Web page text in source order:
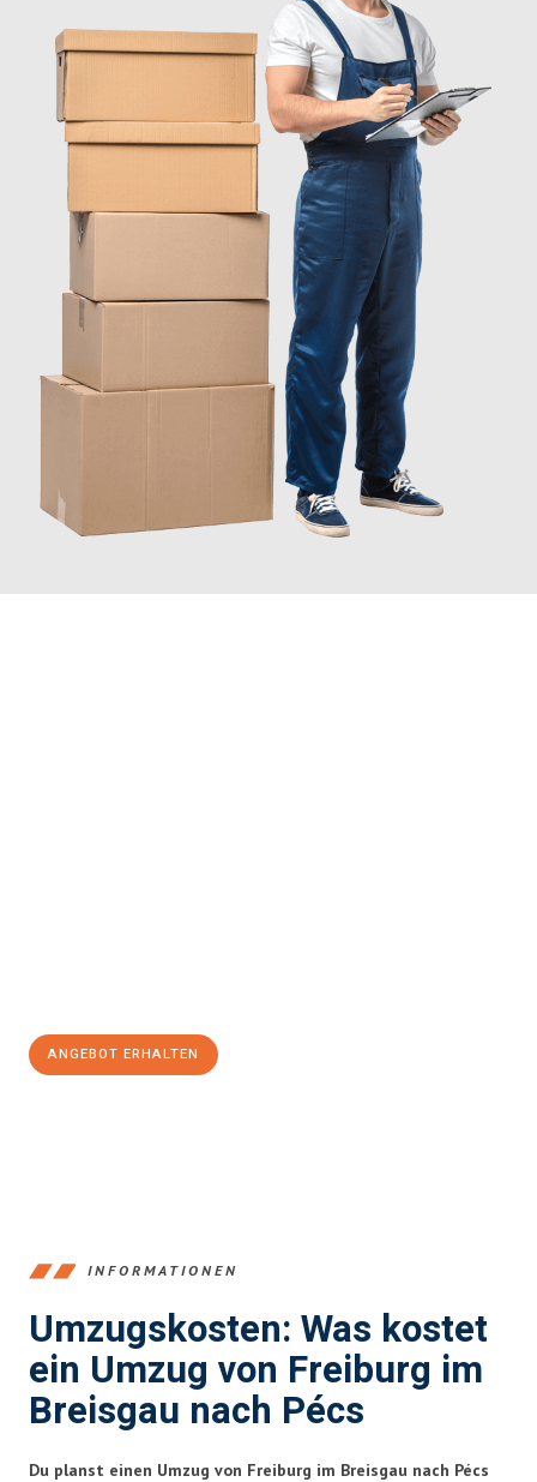
ANGEBOT ERHALTEN
INFORMATIONEN
Umzugskosten: Was kostet
ein Umzug von Freiburg im
Breisgau nach Pécs
Du planst einen Umzug von Freiburg im Breisgau nach Pécs